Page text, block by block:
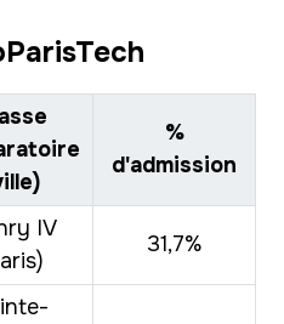
%
d'admission
IV
31,7%